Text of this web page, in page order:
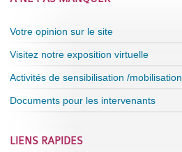
Votre opinion sur le site
Visitez notre exposition virtuelle
Activités de sensibilisation /mobilisation
Documents pour les intervenants
LIENS RAPIDES